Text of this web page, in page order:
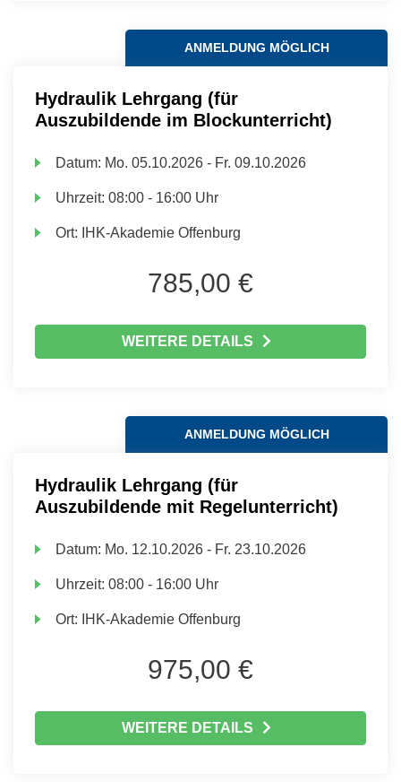
ANMELDUNG MÖGLICH
Hydraulik Lehrgang (für
Auszubildende im Blockunterricht)
Datum: Mo. 05.10.2026 - Fr. 09.10.2026
Uhrzeit:08:00 - 16:00 Uhr
Ort: IHK-Akademie Offenburg
785,00 €
WEITERE DETAILS
ANMELDUNG MÖGLICH
Hydraulik Lehrgang (für
Auszubildende mit Regelunterricht)
Datum: Mo. 12.10.2026 - Fr. 23.10.2026
Uhrzeit:08:00 - 16:00 Uhr
Ort: IHK-Akademie Offenburg
975,00 €
WEITERE DETAILS